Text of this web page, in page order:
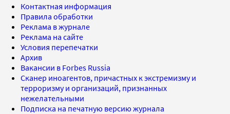
Контактная информация
Правила обработки
Реклама в журнале
Реклама на сайте
Условия перепечатки
Архив
Вакансии в Forbes Russia
Сканер иноагентов, причастных к экстремизму и
терроризму и организаций, признанных
нежелательными
Подписка на печатную версию журнала